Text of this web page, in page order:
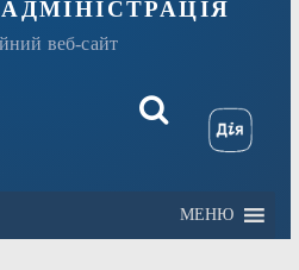
веб-сайт
МЕНЮ